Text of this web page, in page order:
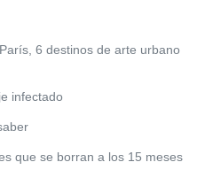
6 destinos de arte urbano
infectado
que se borran a los 15 meses